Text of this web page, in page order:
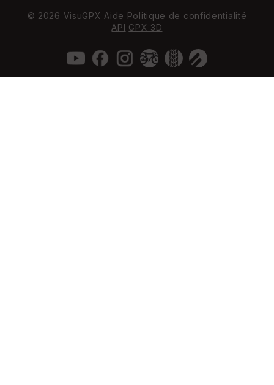
© 2026 VisuGPX Aide Politique de confidentialité
API GPX 3D